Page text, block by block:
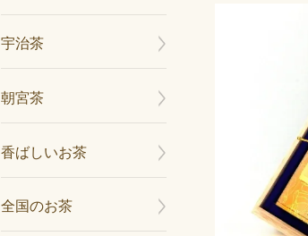
宇治茶
朝宮茶
香ばしいお茶
全国のお茶